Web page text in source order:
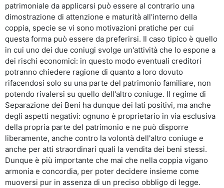
patrimoniale da applicarsi può essere al contrario una
dimostrazione di attenzione e maturità all'interno della
coppia, specie se vi sono motivazioni pratiche per cui
questa forma può essere da preferirsi. Il caso tipico è quello
in cui uno dei due coniugi svolge un'attività che lo espone a
dei rischi economici: in questo modo eventuali creditori
potranno chiedere ragione di quanto a loro dovuto
rifacendosi solo su una parte del patrimonio familiare, non
potendo rivalersi su quello dell'altro coniuge. Il regime di
Separazione dei Beni ha dunque dei lati positivi, ma anche
degli aspetti negativi: ognuno è proprietario in via esclusiva
della propria parte del patrimonio e ne può disporre
liberamente, anche contro la volontà dell'altro coniuge e
anche per atti straordinari quali la vendita dei beni stessi.
Dunque è più importante che mai che nella coppia vigano
armonia e concordia, per poter decidere insieme come
muoversi pur in assenza di un preciso obbligo di legge.